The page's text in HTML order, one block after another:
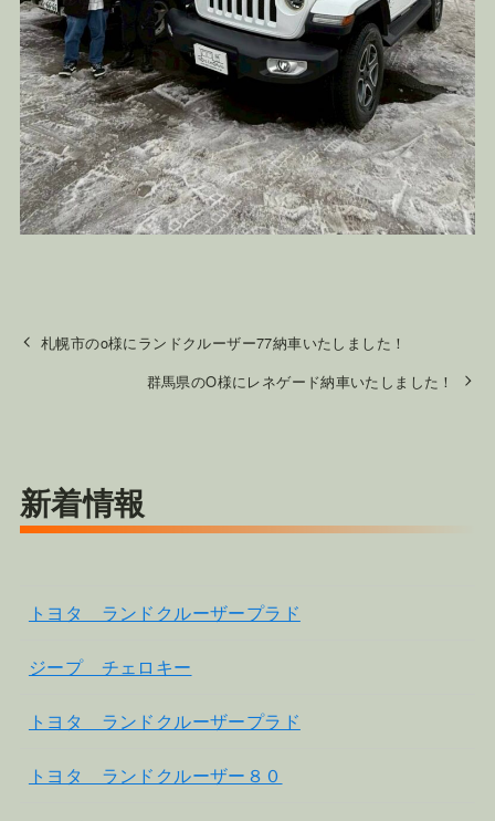
札幌市のo様にランドクルーザー77納車いたしました！
群馬県のO様にレネゲード納車いたしました！
新着情報
トヨタ ランドクルーザープラド
ジープ チェロキー
トヨタ ランドクルーザープラド
トヨタ ランドクルーザー８０